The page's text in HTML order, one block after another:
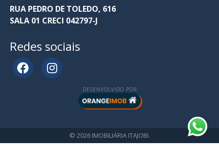
RUA PEDRO DE TOLEDO, 616
SALA 01 CRECI 042797-J
Redes sociais
DESENVOLVIDO POR
© 2026 IMOBILIÁRIA ITAJOBI.